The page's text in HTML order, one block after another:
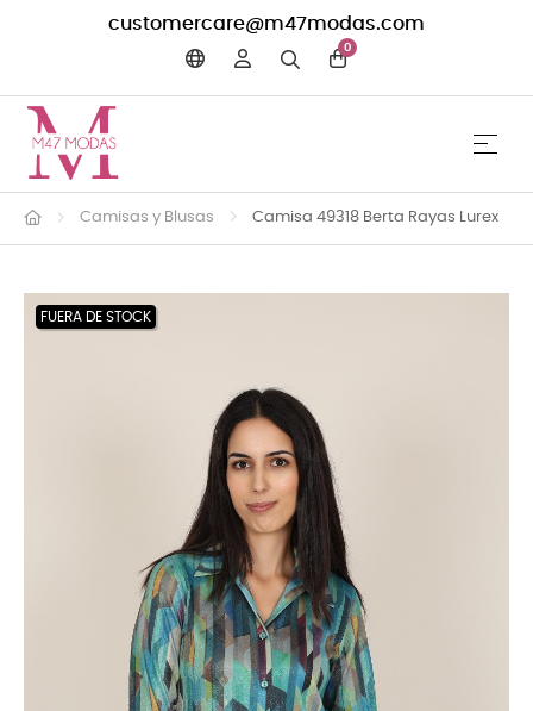
customercare@m47modas.com
0
☰
Camisas y Blusas Camisa 49318 Berta Rayas Lurex
FUERA DE STOCK